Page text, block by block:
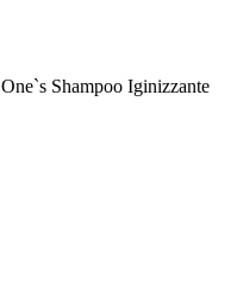
One`s Shampoo Iginizzante